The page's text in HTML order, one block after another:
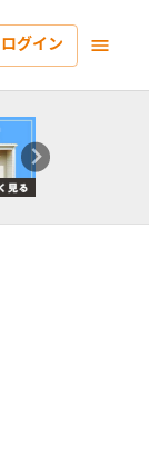
ログイン